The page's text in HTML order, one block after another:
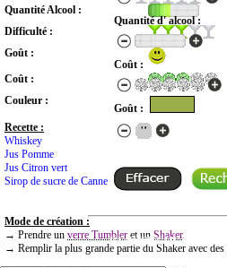
Quantité d' alcool :
Coût :
Goût :
RECHERCHE
Quantité Alcool :
Difficulté :
Goût :
Coût :
Couleur :
Recette :
Whiskey
Jus Pomme
Jus Citron vert
Sirop de sucre de Canne
Mode de création :
→ Prendre un verre Tumbler et un Shaker.
→ Remplir la plus grande partie du Shaker avec des